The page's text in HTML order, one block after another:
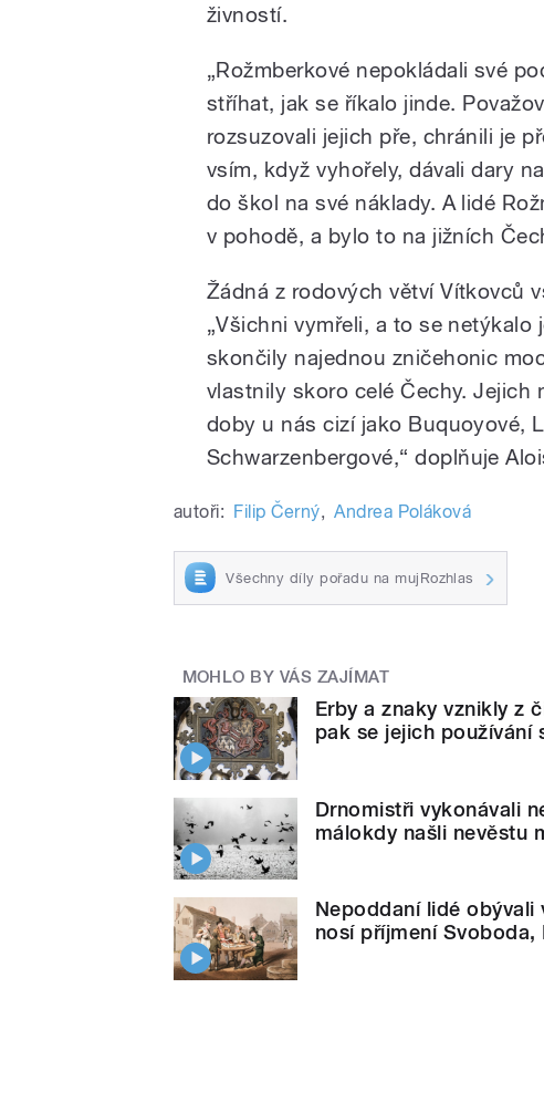
živností.
„Rožmberkové nepokládali své
stříhat, jak se říkalo jinde.
rozsuzovali jejich pře, chránili je
vsím, když vyhořely, dávali dary
do škol na své náklady. A lidé
v pohodě, a bylo to na jižních
Žádná z rodových větví Vítkovců
„Všichni vymřeli, a to se
skončily najednou zničehonic
vlastnily skoro celé Čechy. Jejich
doby u nás cizí jako Buquoyové,
Schwarzenbergové,“ doplňuje
autoři: Filip Černý, Andrea Poláková
Všechny díly pořadu na mujRozhlas
MOHLO BY VÁS ZAJÍMAT
Erby a znaky vznikly z
pak se jejich používání
Drnomistři vykonávali
málokdy našli nevěstu
Nepoddaní lidé obývali
nosí příjmení Svoboda,